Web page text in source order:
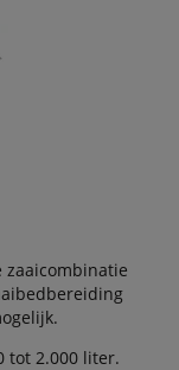
tot 2.000 liter.